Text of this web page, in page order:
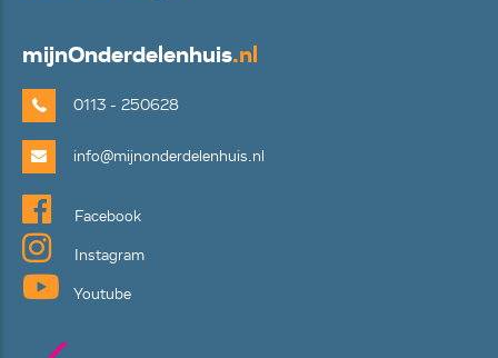
mijnOnderdelenhuis.nl
0113 - 250628
info@mijnonderdelenhuis.nl
Facebook
Instagram
Youtube